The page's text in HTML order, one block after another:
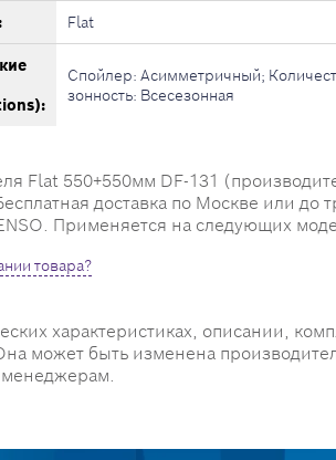
Flat
Спойлер: Асимметричный;
зонность: Всесезонная
Flat 550+550мм DF-131
доставка по Москве или
Применяется на следующих
товара?
характеристиках, описании,
может быть изменена